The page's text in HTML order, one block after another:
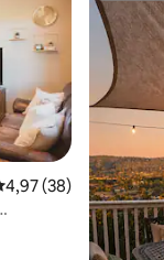
av 5 i
4,97 (38)